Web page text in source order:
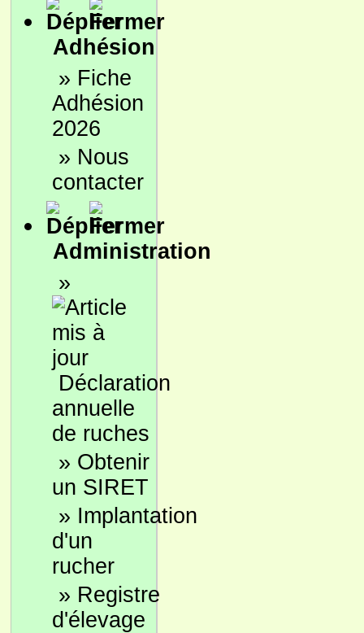
Adhésion
» Fiche
Adhésion
2026
» Nous
contacter
Administration
»
Déclaration
annuelle
de ruches
» Obtenir
un SIRET
» Implantation
d'un
rucher
» Registre
d'élevage